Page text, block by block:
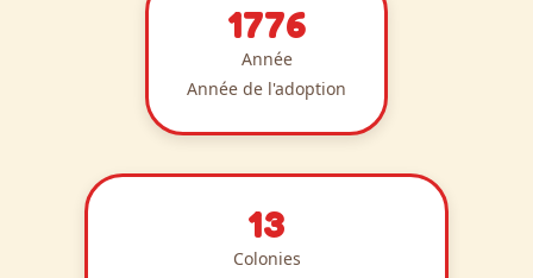
1776
Année
Année de l'adoption
13
Colonies